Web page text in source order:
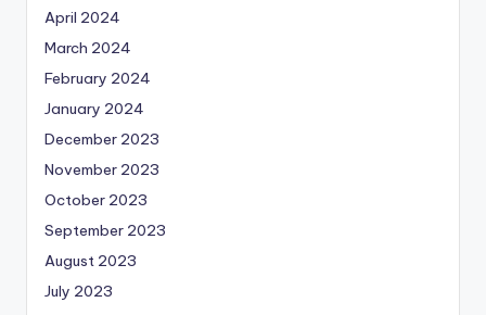
April 2024
March 2024
February 2024
January 2024
December 2023
November 2023
October 2023
September 2023
August 2023
July 2023